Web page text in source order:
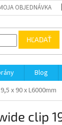
OBJEDNÁVKA
HĽADAŤ
Blog
x 90 x L6000mm
clip